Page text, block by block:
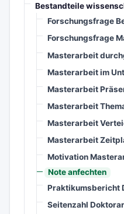
Bestandteile
Forschungsfrage
Forschungsfrage
Masterarbeit
Masterarbeit im
Masterarbeit
Masterarbeit
Masterarbeit
Masterarbeit
Motivation
Note anfechten
Praktikumsbericht
Seitenzahl